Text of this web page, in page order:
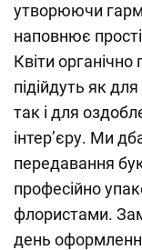
утворюючи
наповнює
Квіти
підійдуть як
так і для
інтер’єру. Ми
передавання
професійно
флористами.
день